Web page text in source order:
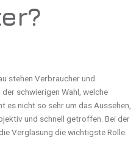
stehen Verbraucher und
schwierigen Wahl, welche
es nicht so sehr um das Aussehen,
und schnell getroffen. Bei der
Verglasung die wichtigste Rolle.